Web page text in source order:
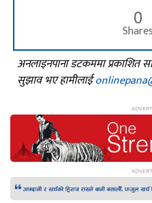
0
Shares
अनलाइनपाना डटकममा प्रकाशित
सुझाव भए हामीलाई